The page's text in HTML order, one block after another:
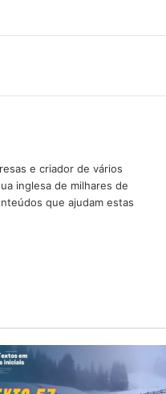
e criador de vários
inglesa de milhares de
que ajudam estas